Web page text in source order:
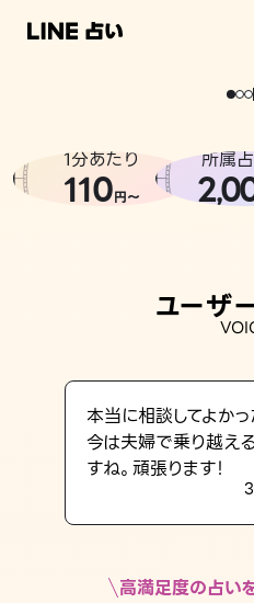
相談事例
LINE占いを開く
※LINEアプリ内のサービスページへ遷移します
ど
。
1分あたり
110円〜
所属
2,
ユーザ
本当に相談してよかっ
今は夫婦で乗り越え
すね。頑張ります！
高満足度の占い